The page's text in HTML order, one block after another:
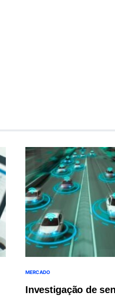
MERCADO
Investigação de